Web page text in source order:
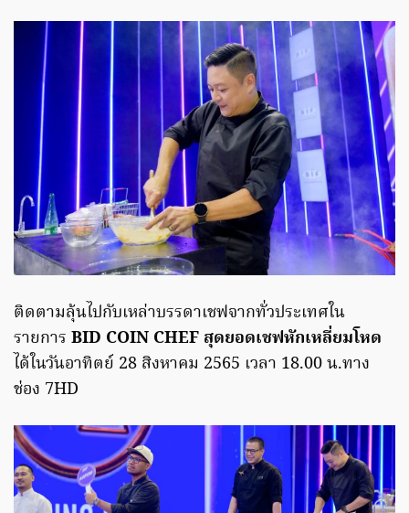
ติดตามลุ้นไปกับเหล่าบรรดาเชฟจากทั่วประเทศใน
รายการ BID COIN CHEF สุดยอดเชฟหักเหลี่ยมโหด
ได้ในวันอาทิตย์ 28 สิงหาคม 2565 เวลา 18.00 น.ทาง
ช่อง 7HD